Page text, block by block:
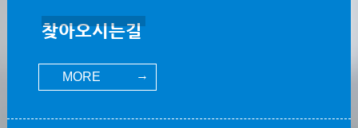
찾아오시는길
MORE